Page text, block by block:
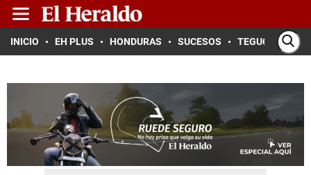
INICIO EH PLUS HONDURAS SUCESOS TEGUCIGALPA